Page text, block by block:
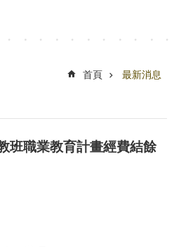
首頁 最新消息
班職業教育計畫經費結餘